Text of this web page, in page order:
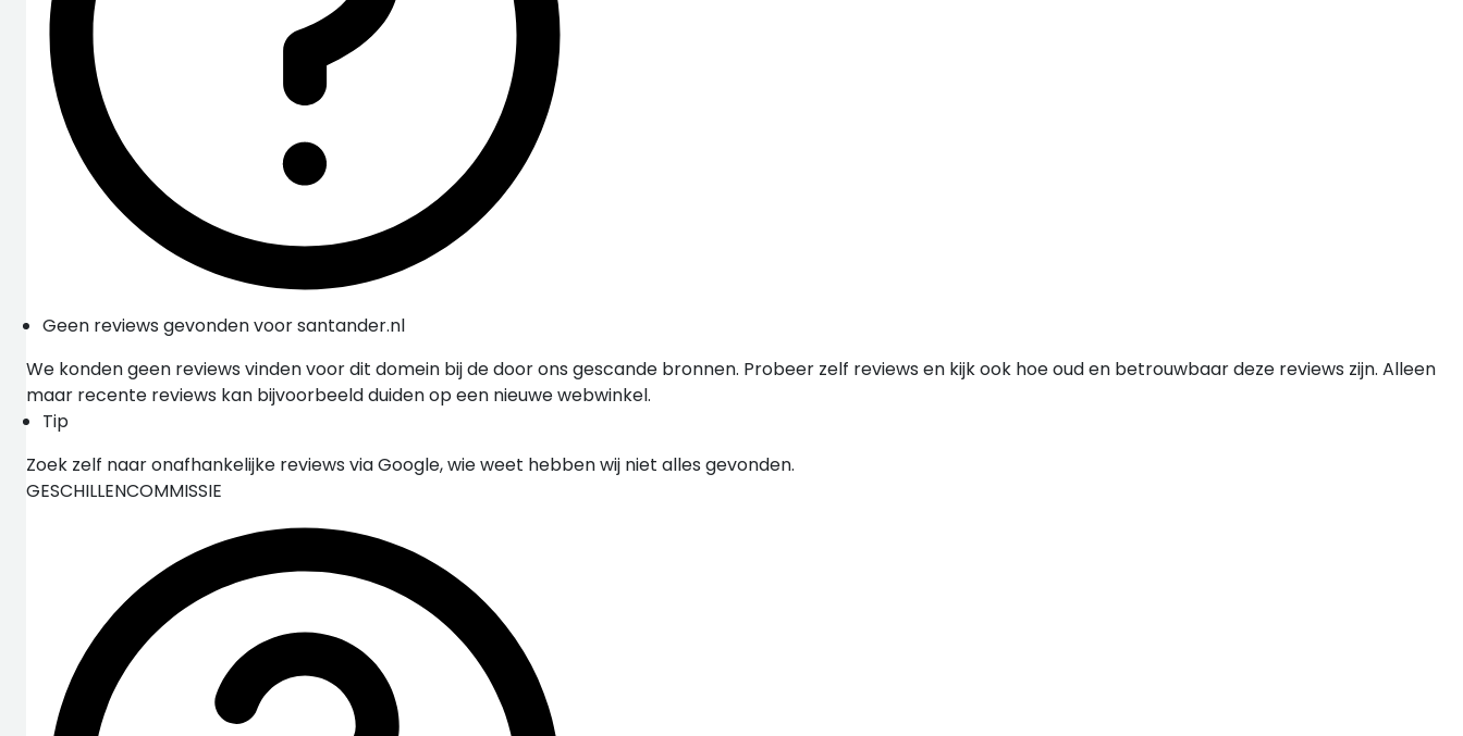
Geen reviews gevonden voor santander.nl
We konden geen reviews vinden voor dit domein bij de door ons gescande bronnen. Probeer zelf reviews en kijk ook hoe oud en betrouwbaar deze reviews zijn. Alleen
maar recente reviews kan bijvoorbeeld duiden op een nieuwe webwinkel.
Tip
Zoek zelf naar onafhankelijke reviews via Google, wie weet hebben wij niet alles gevonden.
GESCHILLENCOMMISSIE